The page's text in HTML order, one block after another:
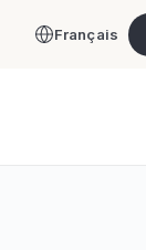
Français